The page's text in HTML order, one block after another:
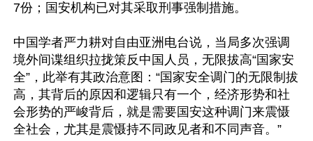
7份；国安机构已对其采取刑事强制措施。
中国学者严力耕对自由亚洲电台说，当局多次强调
境外间谍组织拉拢策反中国人员，无限拔高“国家安
全”，此举有其政治意图：“国家安全调门的无限制拔
高，其背后的原因和逻辑只有一个，经济形势和社
会形势的严峻背后，就是需要国安这种调门来震慑
全社会，尤其是震慑持不同政见者和不同声音。”